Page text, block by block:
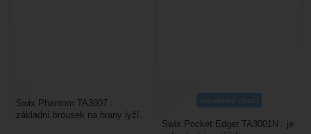
Swix Phantom TA3007 :
základní brousek na hrany lyží.
ultralehké zboží
Swix Pocket Edger TA3001N : je